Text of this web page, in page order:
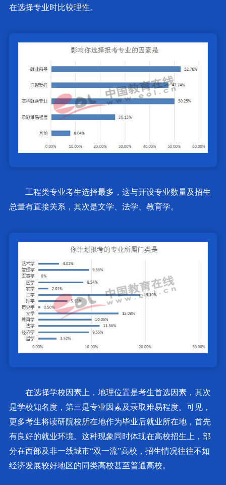
在选择专业时比较理性。
工程类专业考生选择最多，这与开设专业数量及招生
总量有直接关系，其次是文学、法学、教育学。
在选择学校因素上，地理位置是考生首选因素，其次
是学校知名度，第三是专业因素及录取难易程度。可见，
更多考生将读研院校所在地作为毕业后就业所在地，首先
有良好的就业环境。这种现象同时体现在高校招生上，部
分在西部及非一线城市“双一流”高校，招生情况往往不如
经济发展较好地区的同类高校甚至普通高校。